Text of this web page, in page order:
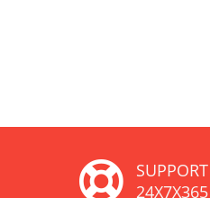
SUPPORT
24X7X365